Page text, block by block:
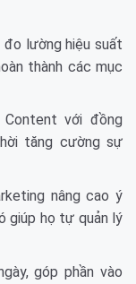
đo lường hiệu suất
thành các mục
với đồng
tăng cường sự
nâng cao ý
giúp họ tự quản lý
góp phần vào